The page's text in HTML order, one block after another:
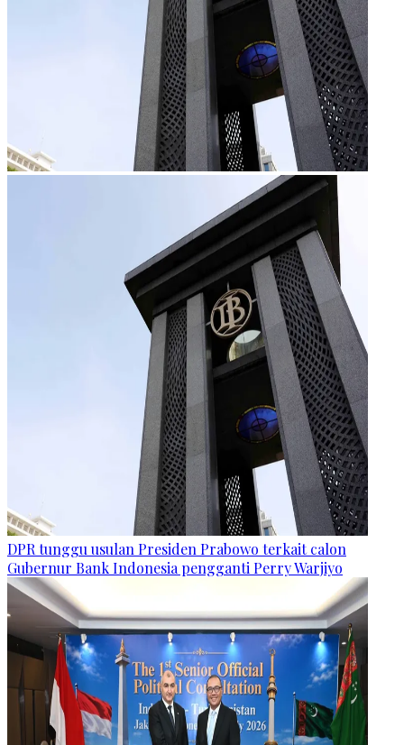
DPR tunggu usulan Presiden Prabowo terkait calon
Gubernur Bank Indonesia pengganti Perry Warjiyo